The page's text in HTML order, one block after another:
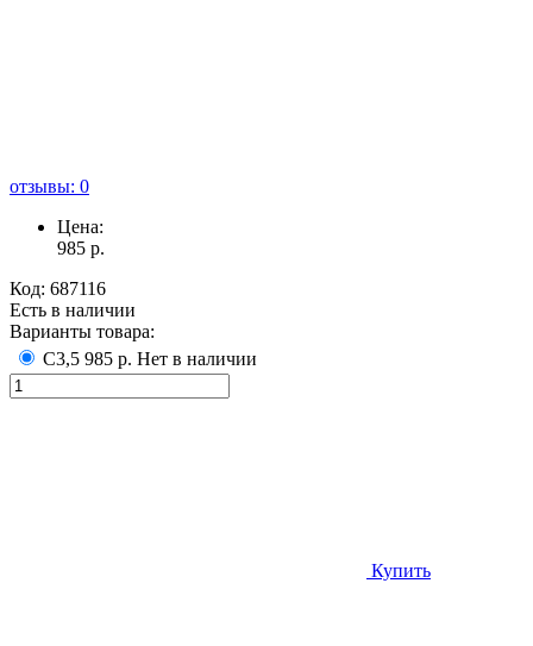
отзывы: 0
Цена:
985 р.
Код: 687116
Есть в наличии
Варианты товара:
С3,5 985 р. Нет в наличии
Купить